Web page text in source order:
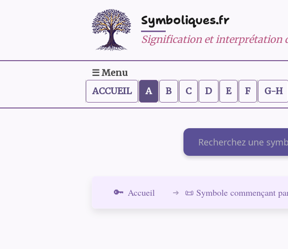
Symboliques.fr
Signification et interprétation
☰ Menu
ACCUEIL
A B C D E F G-H
Rechercher
Accueil 📜 Symbole commençant